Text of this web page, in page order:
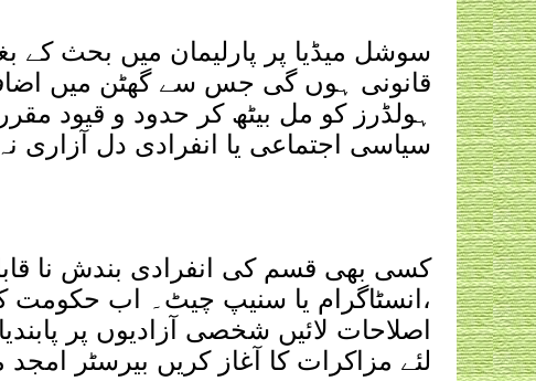
‏سوشل میڈیا پر پارلیمان میں بحث کے
قانونی ہوں گی جس سے گھٹن میں
ہولڈرز کو مل بیٹھ کر حدود و قیود
سیاسی اجتماعی یا انفرادی دل آزاری
کسی بھی قسم کی انفرادی بندش نا
،انسٹاگرام یا سنیپ چیٹ۔ اب حکومت
اصلاحات لائیں شخصی آزادیوں پر
لئے مزاکرات کا آغاز کریں بیرسٹر